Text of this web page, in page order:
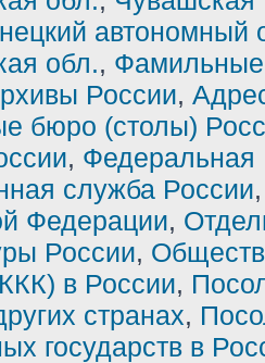
автономный
обл., Фамильные
России,
бюро (столы)
, Федеральная
служба России
Федерации,
России,
в России,
странах,
государств в